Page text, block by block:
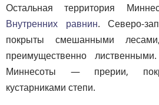
Остальная территория
Внутренних равнин. Северо-
покрыты смешанными
преимущественно
Миннесоты — прерии,
кустарниками степи.